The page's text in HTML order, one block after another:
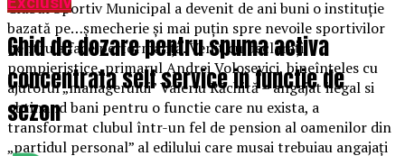
Clubul Sportiv Municipal a devenit de ani buni o instituţie
bazată pe…şmecherie şi mai puţin spre nevoile sportivilor
pentru a face performanţă. Venit cu declaraţii
pompieristice, primarul Andrei Volosevici, bineînţeles cu
ajutorul „managerului” Valeriu Răchită – angajat ilegal si
obtinand bani pentru o functie care nu exista, a
transformat clubul într-un fel de pension al oamenilor din
„partidul personal” al edilului care musai trebuiau angajaţi
Ghid de dozare pentru spuma activa
concentrata self service in functie de
sezon